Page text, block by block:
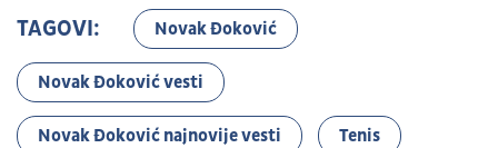
TAGOVI: Novak Đoković
Novak Đoković vesti
Novak Đoković najnovije vesti Tenis